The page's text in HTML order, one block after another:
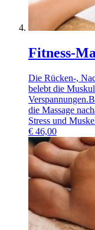
Fitness-
Die Rücken-,
belebt die
die Massage
Stress und
€ 46,00